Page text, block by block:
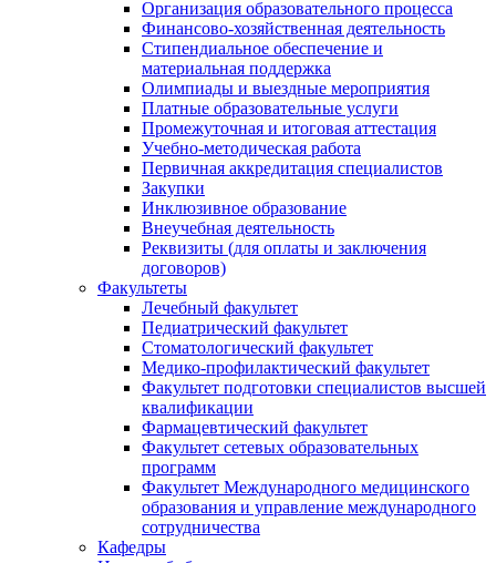
Организация образовательного процесса
Финансово-хозяйственная деятельность
Стипендиальное обеспечение и
материальная поддержка
Олимпиады и выездные мероприятия
Платные образовательные услуги
Промежуточная и итоговая аттестация
Учебно-методическая работа
Первичная аккредитация специалистов
Закупки
Инклюзивное образование
Внеучебная деятельность
Реквизиты (для оплаты и заключения
договоров)
Факультеты
Лечебный факультет
Педиатрический факультет
Стоматологический факультет
Медико-профилактический факультет
Факультет подготовки специалистов высшей
квалификации
Фармацевтический факультет
Факультет сетевых образовательных
программ
Факультет Международного медицинского
образования и управление международного
сотрудничества
Кафедры